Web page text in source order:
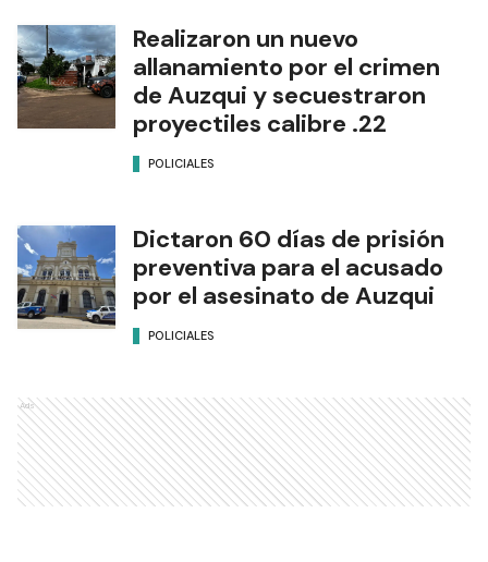
Realizaron un nuevo
allanamiento por el crimen
de Auzqui y secuestraron
proyectiles calibre .22
POLICIALES
Dictaron 60 días de prisión
preventiva para el acusado
por el asesinato de Auzqui
POLICIALES
Ads